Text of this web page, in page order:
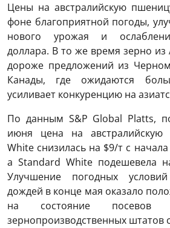
Цены на австралийскую
фоне благоприятной погоды,
нового урожая и
доллара. В то же время зерно из
дороже предложений из
Канады, где ожидаются
усиливает конкуренцию на
По данным S&P Global Platts,
июня цена на австралийскую
White снизилась на $9/т с
а Standard White подешевела
Улучшение погодных
дождей в конце мая оказало
на состояние посевов
зернопроизводственных штатов